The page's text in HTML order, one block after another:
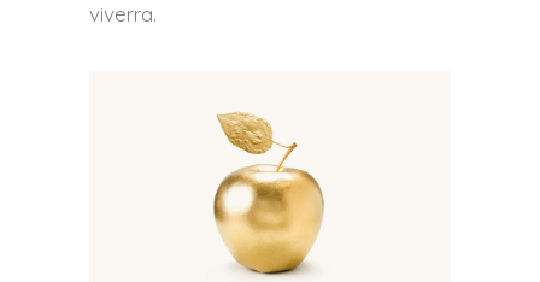
viverra.